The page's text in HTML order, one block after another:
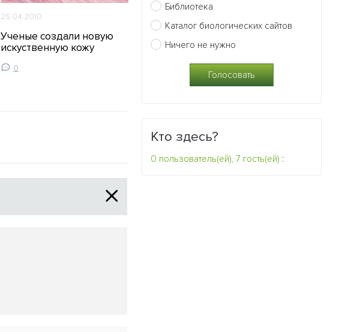
25.04.2010
Ученые создали новую
искуственную кожу
0
Ученым удалось избавить
эмбрион от
Библиотека
Каталог биологических сайтов
Ничего не нужно
Кто здесь?
0 пользователь(ей), 7 гость(ей) :